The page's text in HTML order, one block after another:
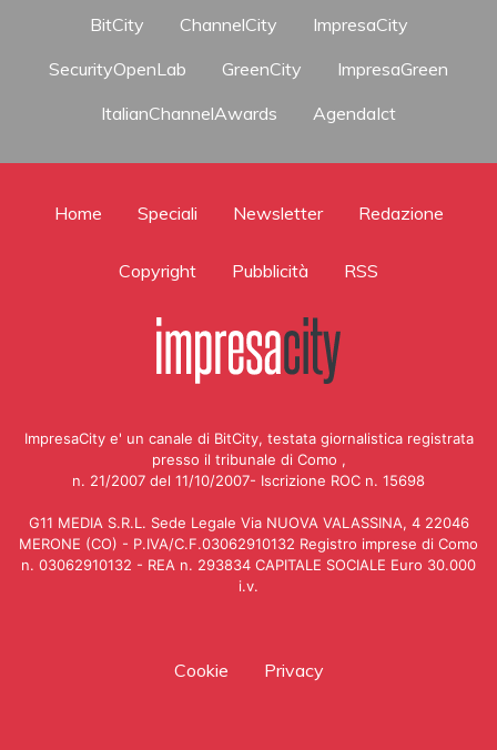
BitCity ChannelCity
ImpresaCity
SecurityOpenLab
GreenCity
ImpresaGreen
ItalianChannelAwards
AgendaIct
Home Speciali Newsletter Redazione
Copyright Pubblicità RSS
ImpresaCity e' un canale di BitCity, testata giornalistica registrata
presso il tribunale di Como ,
n. 21/2007 del 11/10/2007- Iscrizione ROC n. 15698
G11 MEDIA S.R.L. Sede Legale Via NUOVA VALASSINA, 4 22046
MERONE (CO) - P.IVA/C.F.03062910132 Registro imprese di Como
n. 03062910132 - REA n. 293834 CAPITALE SOCIALE Euro 30.000
i.v.
Cookie Privacy